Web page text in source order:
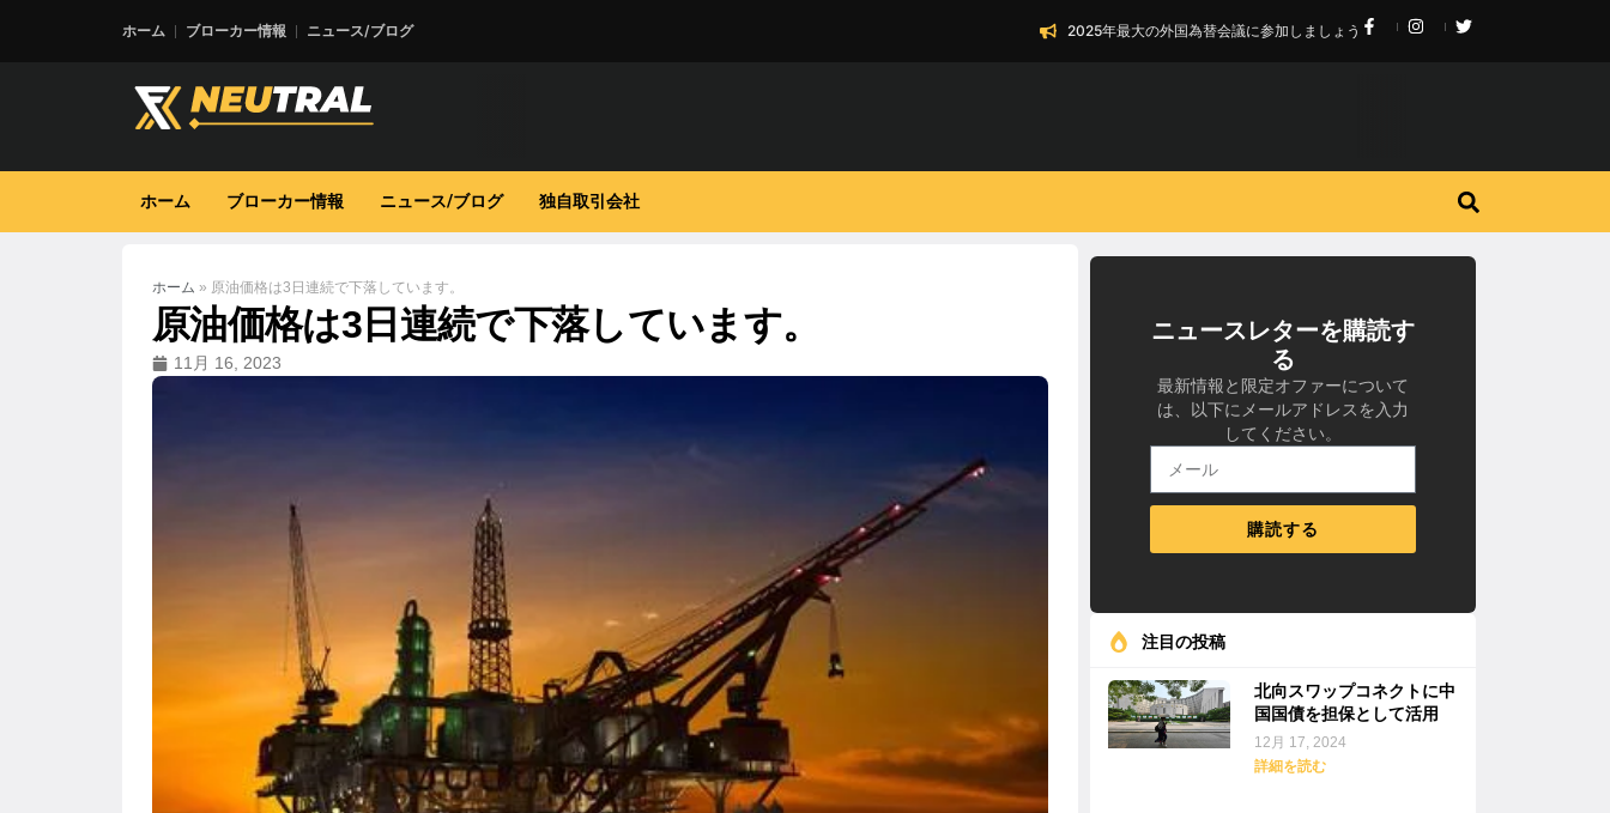
ホーム ブローカー情報 ニュース/ブログ 2025年最大の外国為替会議に参加しましょう
ホーム ブローカー情報 ニュース/ブログ 独自取引会社
ホーム » 原油価格は3日連続で下落しています。
原油価格は3日連続で下落しています。
11月 16, 2023
ニュースレターを購読す
る
最新情報と限定オファーについて
は、以下にメールアドレスを入力
してください。
購読する
注目の投稿
北向スワップコネクトに中
国国債を担保として活用
12月 17, 2024
詳細を読む